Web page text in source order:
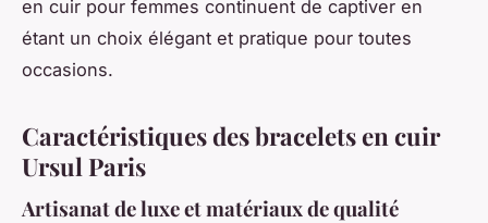
en cuir pour femmes continuent de captiver en
étant un choix élégant et pratique pour toutes
occasions.
Caractéristiques des bracelets en cuir
Ursul Paris
Artisanat de luxe et matériaux de qualité